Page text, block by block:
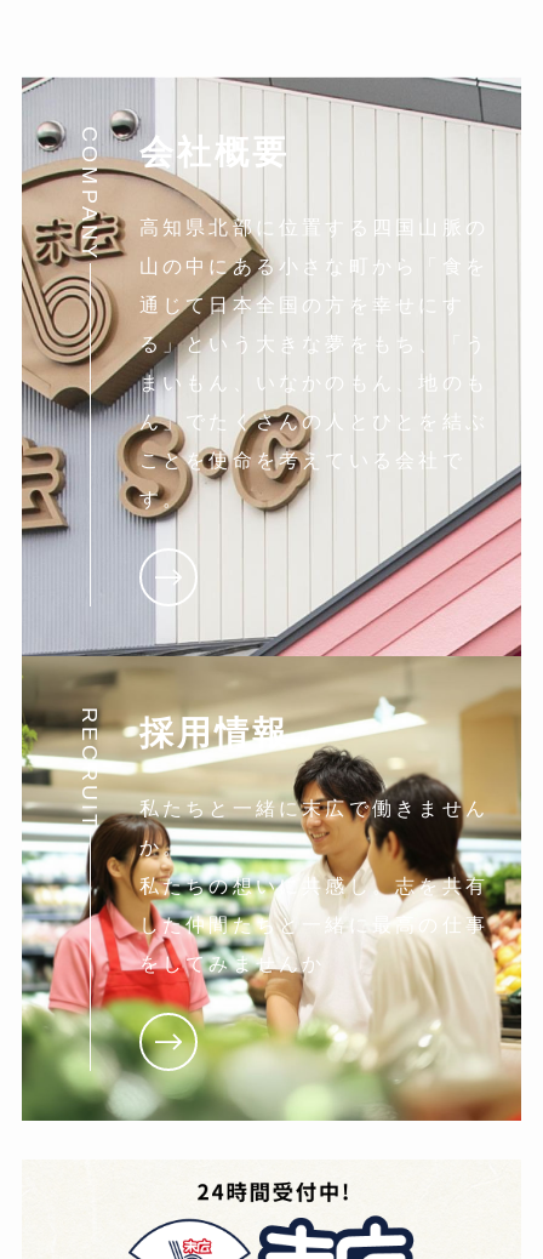
COMPANY 会社概要
高知県北部に位置する四国山脈の
山の中にある小さな町から「食を
通じて日本全国の方を幸せにす
る」という大きな夢をもち、「う
まいもん、いなかのもん、地のも
ん」でたくさんの人とひとを結ぶ
ことを使命を考えている会社で
す。
RECRUIT 採用情報
私たちと一緒に末広で働きません
か。
私たちの想いに共感し。志を共有
した仲間たちと一緒に最高の仕事
をしてみませんか